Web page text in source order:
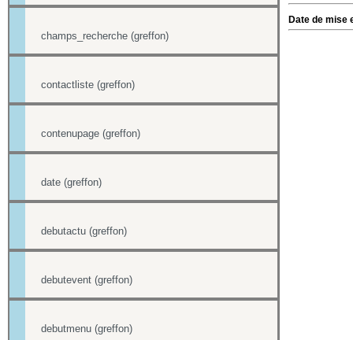
champs_recherche (greffon)
contactliste (greffon)
contenupage (greffon)
date (greffon)
debutactu (greffon)
debutevent (greffon)
debutmenu (greffon)
Date de mise